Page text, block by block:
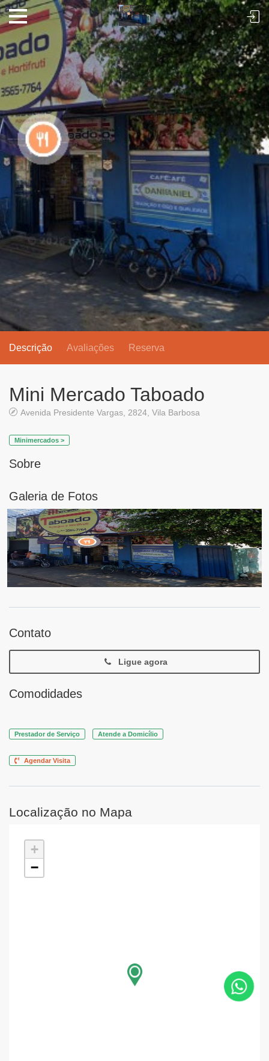
Descrição Avaliações Reserva
Mini Mercado Taboado
Avenida Presidente Vargas, 2824, Vila Barbosa
Minimercados >
Sobre
Galeria de Fotos
Contato
Ligue agora
Comodidades
Prestador de Serviço Atende a Domicílio
Agendar Visita
Localização no Mapa
+
−